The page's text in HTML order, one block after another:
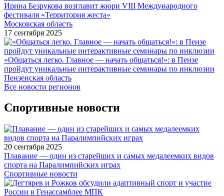
Ирина Безрукова возглавит жюри VIII Международного
фестиваля «Территория жеста»
Московская область
17 сентября 2025
«Общаться легко. Главное — начать общаться!»: в Пензе
пройдут уникальные интерактивные семинары по инклюзии
Пензенская область
Все новости регионов
Спортивные новости
20 сентября 2025
Плавание — один из старейших и самых медалеемких видов
спорта на Паралимпийских играх
Спортивные новости